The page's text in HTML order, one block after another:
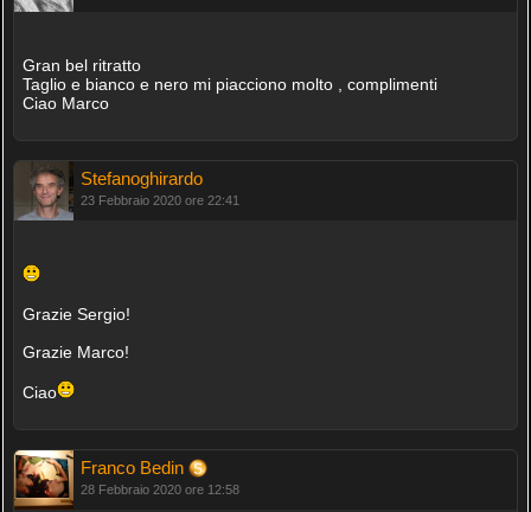
Gran bel ritratto
Taglio e bianco e nero mi piacciono molto , complimenti
Ciao Marco
Stefanoghirardo
23 Febbraio 2020 ore 22:41
Grazie Sergio!
Grazie Marco!
Ciao
Franco Bedin
28 Febbraio 2020 ore 12:58